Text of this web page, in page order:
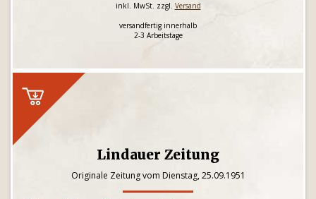
inkl. MwSt. zzgl. Versand
versandfertig innerhalb
2-3 Arbeitstage
Lindauer Zeitung
Originale Zeitung vom Dienstag, 25.09.1951